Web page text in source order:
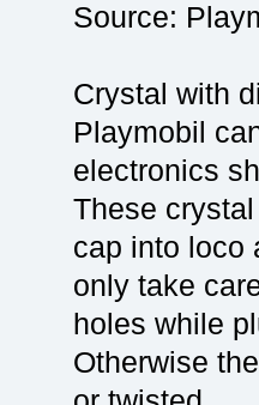
Source:
Crystal with
Playmobil
electronics
These
cap into loco
only take
holes while
Otherwise